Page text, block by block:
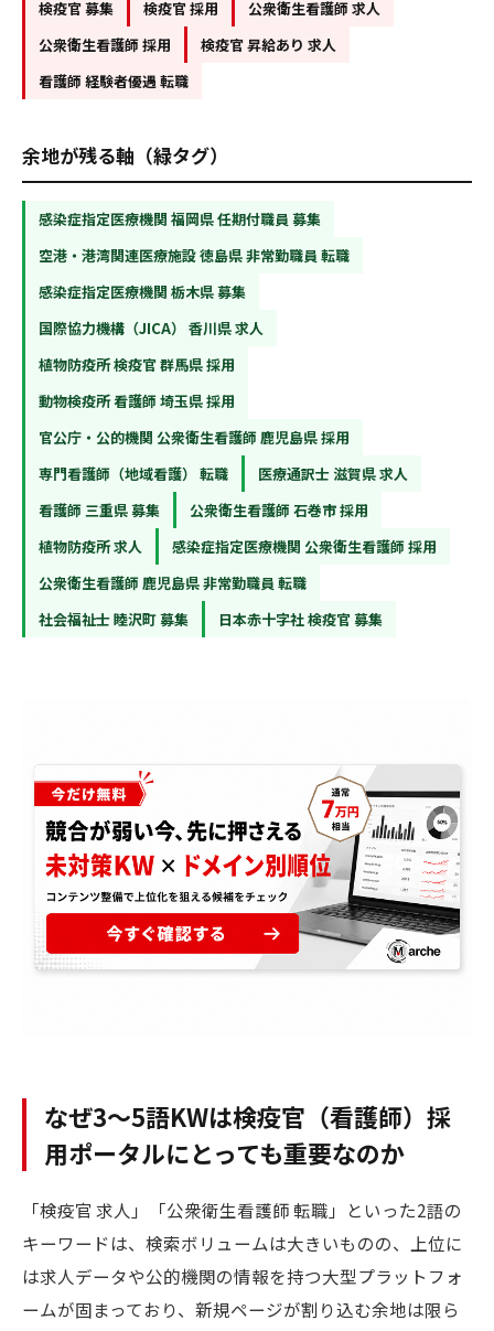
検疫官 募集 検疫官 採用
公衆衛生看護師 求人
公衆衛生看護師 採用
検疫官 昇給あり 求人
看護師 経験者優遇 転職
余地が残る軸（緑タグ）
感染症指定医療機関 福岡県 任期付職員 募集
空港・港湾関連医療施設 徳島県 非常勤職員 転職
感染症指定医療機関 栃木県 募集
国際協力機構（JICA） 香川県 求人
植物防疫所 検疫官 群馬県 採用
動物検疫所 看護師 埼玉県 採用
官公庁・公的機関 公衆衛生看護師 鹿児島県 採用
専門看護師（地域看護） 転職
医療通訳士 滋賀県 求人
看護師 三重県 募集
公衆衛生看護師 石巻市 採用
植物防疫所 求人
感染症指定医療機関 公衆衛生看護師 採用
公衆衛生看護師 鹿児島県 非常勤職員 転職
社会福祉士 睦沢町 募集
日本赤十字社 検疫官 募集
なぜ3〜5語KWは検疫官（看護師）採
用ポータルにとっても重要なのか
「検疫官 求人」「公衆衛生看護師 転職」といった2語の
キーワードは、検索ボリュームは大きいものの、上位に
は求人データや公的機関の情報を持つ大型プラットフォ
ームが固まっており、新規ページが割り込む余地は限ら